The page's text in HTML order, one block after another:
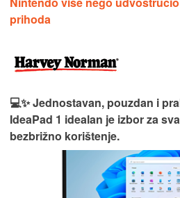
prihoda
💻✨ Jednostavan, pouzdan i
IdeaPad 1 idealan je izbor za
bezbrižno korištenje.